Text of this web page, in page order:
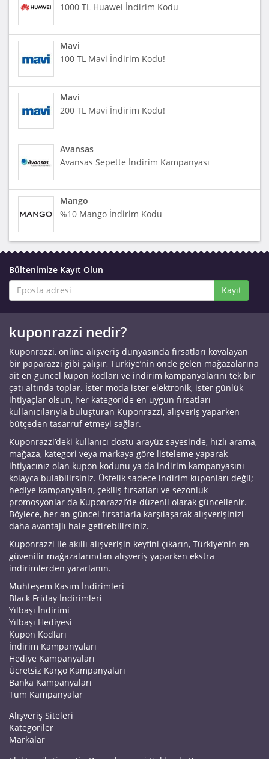
1000 TL Huawei İndirim Kodu
Mavi
100 TL Mavi İndirim Kodu!
Mavi
200 TL Mavi İndirim Kodu!
Avansas
Avansas Sepette İndirim Kampanyası
Mango
%10 Mango İndirim Kodu
Bültenimize Kayıt Olun
Kayıt
kuponrazzi nedir?
Kuponrazzi, online alışveriş dünyasında fırsatları kovalayan
bir paparazzi gibi çalışır, Türkiye’nin önde gelen mağazalarına
ait en güncel kupon kodları ve indirim kampanyalarını tek bir
çatı altında toplar. İster moda ister elektronik, ister günlük
ihtiyaçlar olsun, her kategoride en uygun fırsatları
kullanıcılarıyla buluşturan Kuponrazzi, alışveriş yaparken
bütçeden tasarruf etmeyi sağlar.
Kuponrazzi’deki kullanıcı dostu arayüz sayesinde, hızlı arama,
mağaza, kategori veya markaya göre listeleme yaparak
ihtiyacınız olan kupon kodunu ya da indirim kampanyasını
kolayca bulabilirsiniz. Üstelik sadece indirim kuponları değil;
hediye kampanyaları, çekiliş fırsatları ve sezonluk
promosyonlar da Kuponrazzi’de düzenli olarak güncellenir.
Böylece, her an güncel fırsatlarla karşılaşarak alışverişinizi
daha avantajlı hale getirebilirsiniz.
Kuponrazzi ile akıllı alışverişin keyfini çıkarın, Türkiye’nin en
güvenilir mağazalarından alışveriş yaparken ekstra
indirimlerden yararlanın.
Muhteşem Kasım İndirimleri
Black Friday İndirimleri
Yılbaşı İndirimi
Yılbaşı Hediyesi
Kupon Kodları
İndirim Kampanyaları
Hediye Kampanyaları
Ücretsiz Kargo Kampanyaları
Banka Kampanyaları
Tüm Kampanyalar
Alışveriş Siteleri
Kategoriler
Markalar